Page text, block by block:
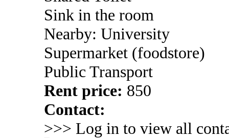
Sink in the room
Nearby: University
Supermarket (foodstore)
Public Transport
Rent price: 850
Contact:
>>> Log in to view all